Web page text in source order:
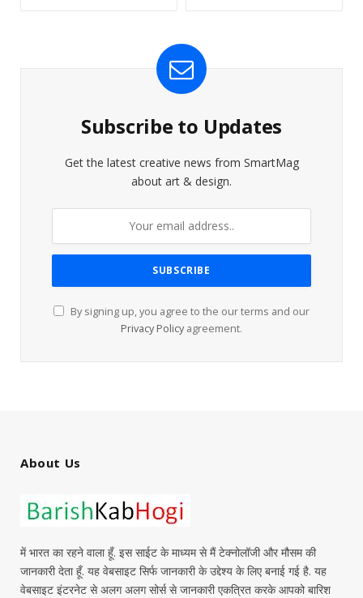
Subscribe to Updates
Get the latest creative news from SmartMag
about art & design.
By signing up, you agree to the our terms and our
Privacy Policy agreement.
About Us
में भारत का रहने वाला हूँ. इस साईट के माध्यम से मैं टेक्नोलॉजी और मौसम की
जानकारी देता हूँ. यह वेबसाइट सिर्फ जानकारी के उद्देश्य के लिए बनाई गई है. यह
वेबसाइट इंटरनेट से अलग अलग सोर्स से जानकारी एकत्रित करके आपको बारिश